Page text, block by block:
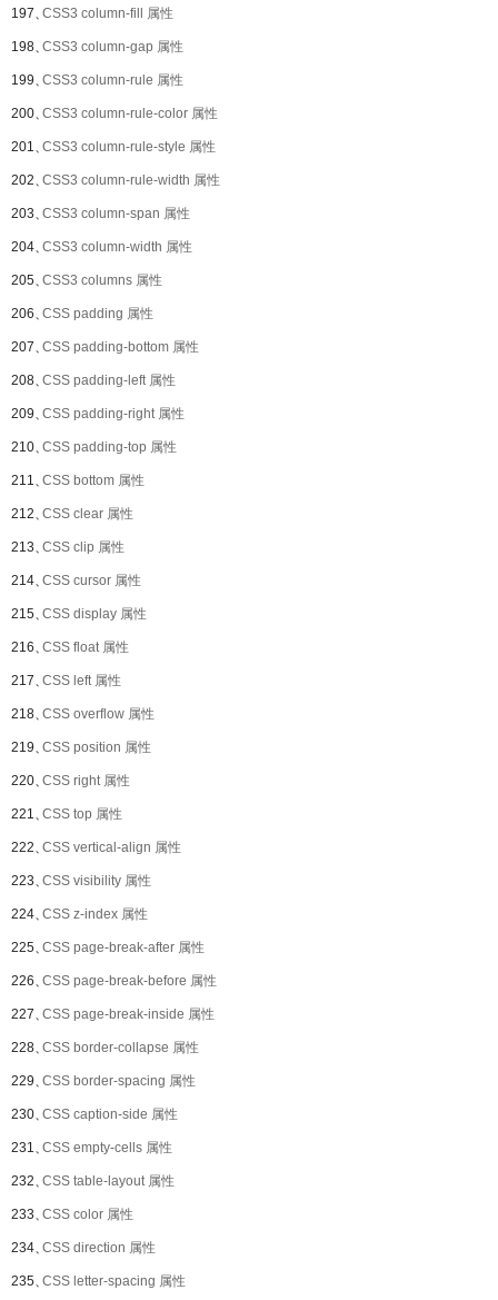
197、CSS3 column-fill 属性
198、CSS3 column-gap 属性
199、CSS3 column-rule 属性
200、CSS3 column-rule-color 属性
201、CSS3 column-rule-style 属性
202、CSS3 column-rule-width 属性
203、CSS3 column-span 属性
204、CSS3 column-width 属性
205、CSS3 columns 属性
206、CSS padding 属性
207、CSS padding-bottom 属性
208、CSS padding-left 属性
209、CSS padding-right 属性
210、CSS padding-top 属性
211、CSS bottom 属性
212、CSS clear 属性
213、CSS clip 属性
214、CSS cursor 属性
215、CSS display 属性
216、CSS float 属性
217、CSS left 属性
218、CSS overflow 属性
219、CSS position 属性
220、CSS right 属性
221、CSS top 属性
222、CSS vertical-align 属性
223、CSS visibility 属性
224、CSS z-index 属性
225、CSS page-break-after 属性
226、CSS page-break-before 属性
227、CSS page-break-inside 属性
228、CSS border-collapse 属性
229、CSS border-spacing 属性
230、CSS caption-side 属性
231、CSS empty-cells 属性
232、CSS table-layout 属性
233、CSS color 属性
234、CSS direction 属性
235、CSS letter-spacing 属性